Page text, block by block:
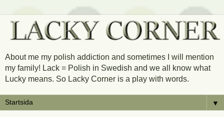
About me my polish addiction and sometimes I will mention
my family! Lack = Polish in Swedish and we all know what
Lucky means. So Lacky Corner is a play with words.
▼